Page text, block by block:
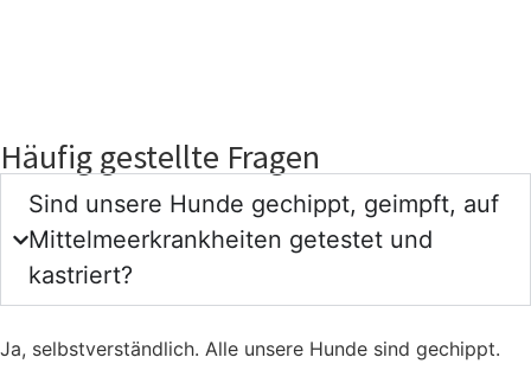
Häufig gestellte Fragen
Sind unsere Hunde gechippt, geimpft, auf
Mittelmeerkrankheiten getestet und
kastriert?
Ja, selbstverständlich. Alle unsere Hunde sind gechippt.